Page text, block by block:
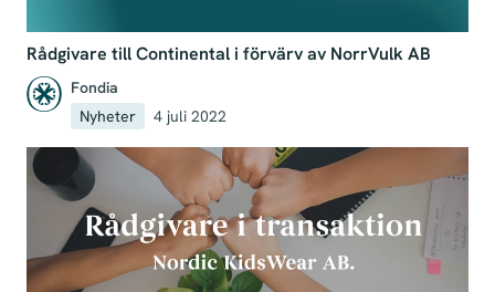
Rådgivare till Continental i förvärv av NorrVulk AB
Fondia
Nyheter
4 juli 2022